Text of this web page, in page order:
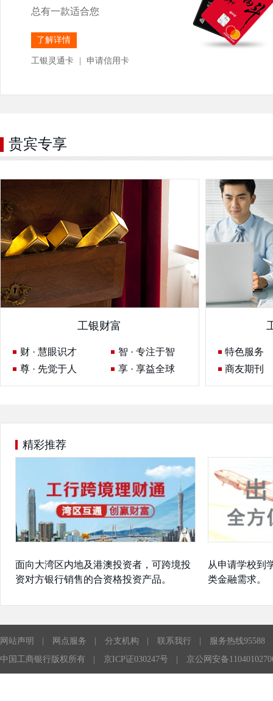
总有一款适合您
了解详情
工银灵通卡 申请信用卡
贵宾专享
工银财富
财 · 慧眼识才
智 · 专注于智
尊 · 先觉于人
享 · 享益全球
特色服务
商友期刊
精彩推荐
面向大湾区内地及港澳投资者，可跨境投
资对方银行销售的合资格投资产品。
从申请学校到
类金融需求。
网站声明 网点服务 分支机构 联系我行
服务热线95588
中国工商银行版权所有
京ICP证030247号 京公网安备